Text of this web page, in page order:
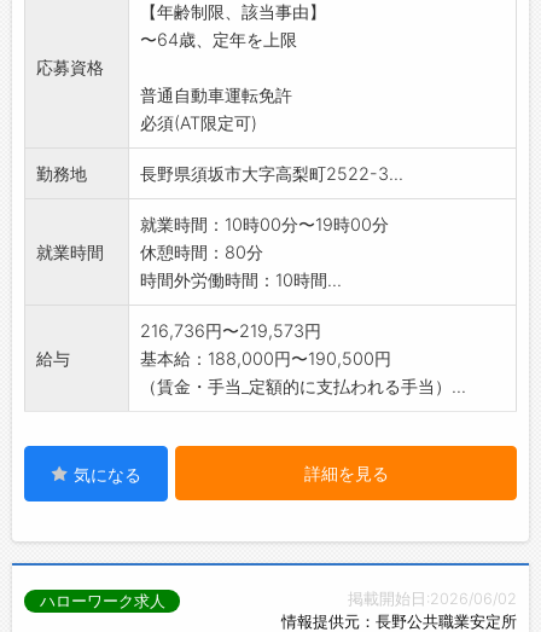
変更範囲:会社の定める業務
応募資格
【年齢制限、該当事由】
〜64歳、定年を上限
普通自動車運転免許
必須(AT限定可)
勤務地 長野県須坂市大字高梨町2522-3...
就業時間
就業時間：10時00分〜19時00分
休憩時間：80分
時間外労働時間：10時間...
給与
216,736円〜219,573円
基本給：188,000円〜190,500円
（賃金・手当_定額的に支払われる手当）...
気になる 詳細を見る
掲載開始日:2026/06/02
情報提供元：長野公共職業安定所
ハローワーク求人